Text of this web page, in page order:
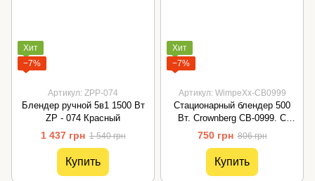
Хит
−7%
Артикул: ZPP-074
Блендер ручной 5в1 1500 Вт
ZP - 074 Красный
1 437 грн 1 540 грн
Купить
Хит
−7%
Артикул: WimpeXx-CB0999
Стационарный блендер 500
Вт. Crownberg CB-0999. С
кофемолкой
750 грн 806 грн
Купить